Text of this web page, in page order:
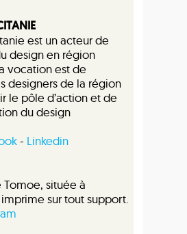
est un acteur de
design en région
vocation est de
designers de la région
le pôle d’action et de
du design
- Linkedin
Tomoe, située à
sur tout support.